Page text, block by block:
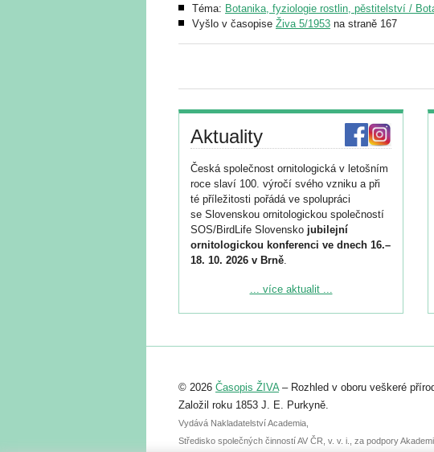
Téma: Botanika, fyziologie rostlin, pěstitelství /
Vyšlo v časopise Živa 5/1953 na straně 167
Aktuality
Česká společnost ornitologická v letošním
roce slaví 100. výročí svého vzniku a při
té příležitosti pořádá ve spolupráci
se Slovenskou ornitologickou společností
SOS/BirdLife Slovensko jubilejní
ornitologickou konferenci ve dnech 16.–
18. 10. 2026 v Brně.
Podrobnější informace ke konferenci
Registrovat se můžete do 6. září.
abstraktu přihlášené přednášky nebo
posteru je už 30. června.
... více aktualit ...
© 2026 Časopis ŽIVA– Rozhled v oboru veškeré
Založil roku 1853 J. E. Purkyně.
Vydává Nakladatelství Academia,
Středisko společných činností AV ČR, v. v. i., za podpory